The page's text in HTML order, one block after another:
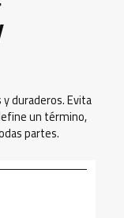
duraderos. Evita
un término,
partes.